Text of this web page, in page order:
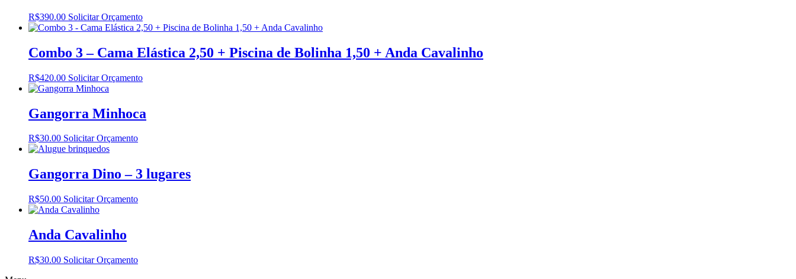
R$390.00 Solicitar Orçamento
Combo 3 – Cama Elástica 2,50 + Piscina de Bolinha 1,50 + Anda Cavalinho
R$420.00 Solicitar Orçamento
Gangorra Minhoca
R$30.00 Solicitar Orçamento
Gangorra Dino – 3 lugares
R$50.00 Solicitar Orçamento
Anda Cavalinho
R$30.00 Solicitar Orçamento